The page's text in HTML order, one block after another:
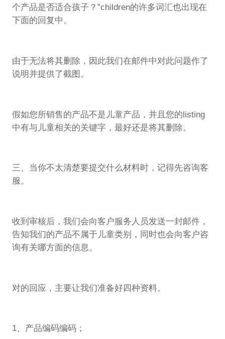
个产品是否适合孩子？”children的许多词汇也出现在
下面的回复中。
由于无法将其删除，因此我们在邮件中对此问题作了
说明并提供了截图。
假如您所销售的产品不是儿童产品，并且您的listing
中有与儿童相关的关键字，最好还是将其删除。
三、当你不太清楚要提交什么材料时，记得先咨询客
服。
收到审核后，我们会向客户服务人员发送一封邮件，
告知我们的产品不属于儿童类别，同时也会向客户咨
询有关哪方面的信息。
对的回应，主要让我们准备好四种资料。
1、产品编码编码；